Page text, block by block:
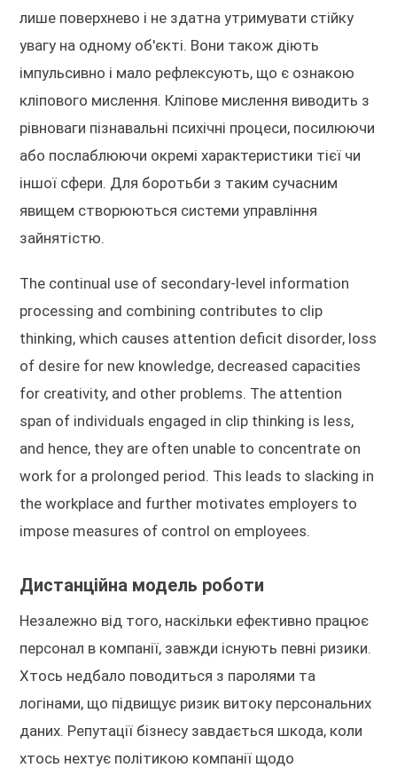
лише поверхнево і не здатна утримувати стійку
увагу на одному об'єкті. Вони також діють
імпульсивно і мало рефлексують, що є ознакою
кліпового мислення. Кліпове мислення виводить з
рівноваги пізнавальні психічні процеси, посилюючи
або послаблюючи окремі характеристики тієї чи
іншої сфери. Для боротьби з таким сучасним
явищем створюються системи управління
зайнятістю.
The continual use of secondary-level information
processing and combining contributes to clip
thinking, which causes attention deficit disorder, loss
of desire for new knowledge, decreased capacities
for creativity, and other problems. The attention
span of individuals engaged in clip thinking is less,
and hence, they are often unable to concentrate on
work for a prolonged period. This leads to slacking in
the workplace and further motivates employers to
impose measures of control on employees.
Дистанційна модель роботи
Незалежно від того, наскільки ефективно працює
персонал в компанії, завжди існують певні ризики.
Хтось недбало поводиться з паролями та
логінами, що підвищує ризик витоку персональних
даних. Репутації бізнесу завдається шкода, коли
хтось нехтує політикою компанії щодо